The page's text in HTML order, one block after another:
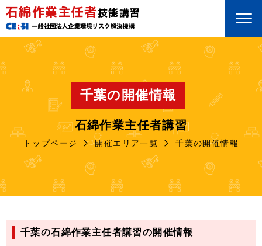
石綿作業主任者技能講習
千葉の開催情報
石綿作業主任者講習
トップページ 開催エリア一覧 千葉の開催情報
千葉の石綿作業主任者講習の開催情報